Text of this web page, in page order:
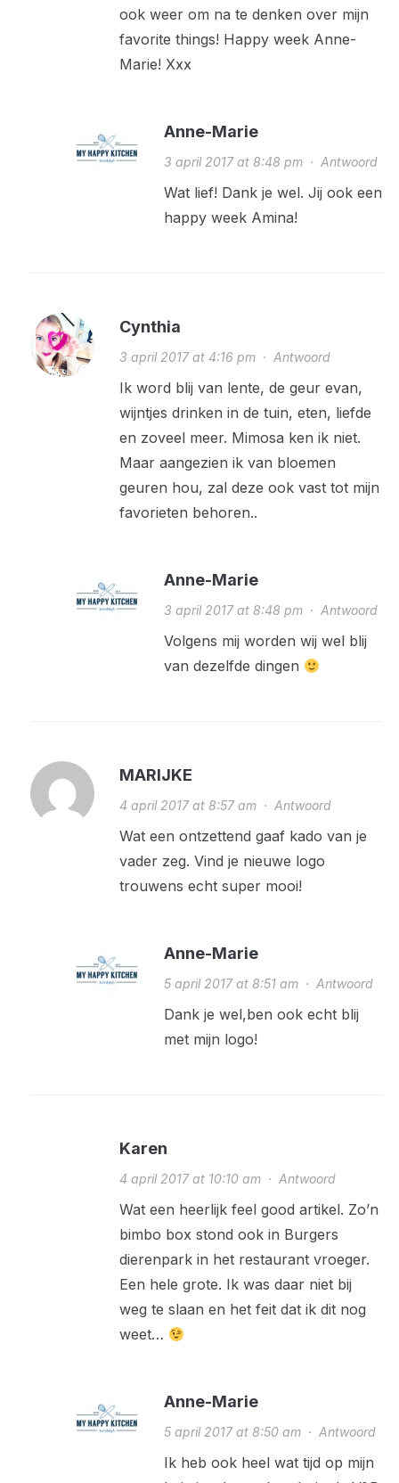
ook weer om na te denken over mijn
favorite things! Happy week Anne-
Marie! Xxx
Anne-Marie
3 april 2017 at 8:48 pm· Antwoord
Wat lief! Dank je wel. Jij ook een
happy week Amina!
Cynthia
3 april 2017 at 4:16 pm· Antwoord
Ik word blij van lente, de geur evan,
wijntjes drinken in de tuin, eten, liefde
en zoveel meer. Mimosa ken ik niet.
Maar aangezien ik van bloemen
geuren hou, zal deze ook vast tot mijn
favorieten behoren..
Anne-Marie
3 april 2017 at 8:48 pm· Antwoord
Volgens mij worden wij wel blij
van dezelfde dingen
MARIJKE
4 april 2017 at 8:57 am· Antwoord
Wat een ontzettend gaaf kado van je
vader zeg. Vind je nieuwe logo
trouwens echt super mooi!
Anne-Marie
5 april 2017 at 8:51 am· Antwoord
Dank je wel,ben ook echt blij
met mijn logo!
Karen
4 april 2017 at 10:10 am· Antwoord
Wat een heerlijk feel good artikel. Zo’n
bimbo box stond ook in Burgers
dierenpark in het restaurant vroeger.
Een hele grote. Ik was daar niet bij
weg te slaan en het feit dat ik dit nog
weet…
Anne-Marie
5 april 2017 at 8:50 am· Antwoord
Ik heb ook heel wat tijd op mijn